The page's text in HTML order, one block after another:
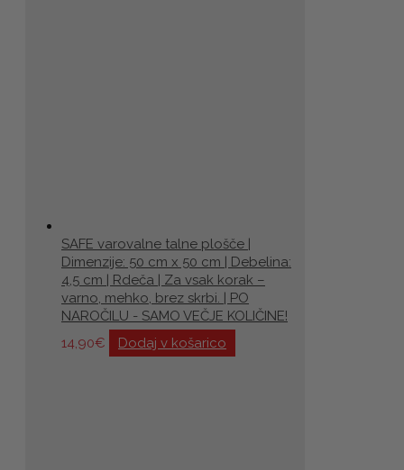
SAFE varovalne talne plošče |
Dimenzije: 50 cm x 50 cm | Debelina:
4,5 cm | Rdeča | Za vsak korak –
varno, mehko, brez skrbi. | PO
NAROČILU - SAMO VEČJE KOLIČINE!
14,90€ Dodaj v košarico